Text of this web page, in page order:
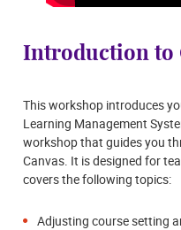
Introduction to
This workshop introduces
Learning Management
workshop that guides you
Canvas. It is designed for
covers the following topics:
Adjusting course setting